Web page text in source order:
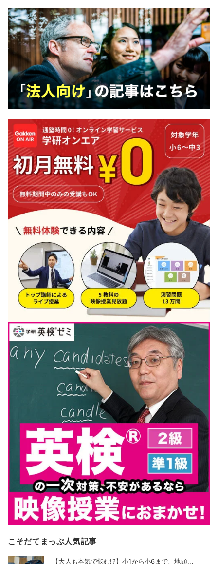
こそだてまっぷ人気記事
【大人も本気で悩む!?】小1から小6まで、地頭...